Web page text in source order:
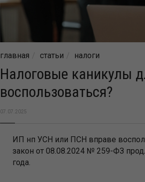
главная статьи налоги
Налоговые каникулы
воспользоваться?
07.07.2025
ИП нп УСН или ПСН вправе
закон от 08.08.2024 № 259-ФЗ
года.